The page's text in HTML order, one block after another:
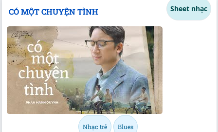
CÓ MỘT CHUYỆN TÌNH Sheet nhạc
Nhạc trẻ Blues